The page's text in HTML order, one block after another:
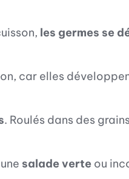
les germes se
car elles
. Roulés dans des
salade verte ou